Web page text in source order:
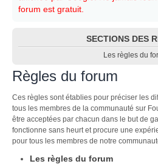
forum est gratuit.
SECTIONS DES
Les règles du
Règles du forum
Ces règles sont établies pour préciser les
tous les membres de la communauté sur
être acceptées par chacun dans le but de
fonctionne sans heurt et procure une
pour tous les membres de notre
Les règles du forum